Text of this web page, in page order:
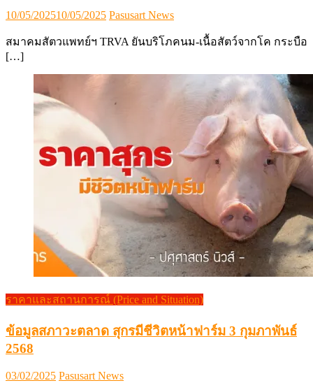
Posted
10/05/202510/05/2025 Author
Pasusart News
สมาคมสัตวแพทย์ฯ TRVA ยันบริโภคนม-เนื้อสัตว์จากโค กระบือ
[…]
ราคาและสถานการณ์ (Price and Situation)
ข้อมูลสภาวะตลาด สุกรมีชีวิตหน้าฟาร์ม 3 กุมภาพันธ์
2568
Posted
03/02/2025 Author
Pasusart News